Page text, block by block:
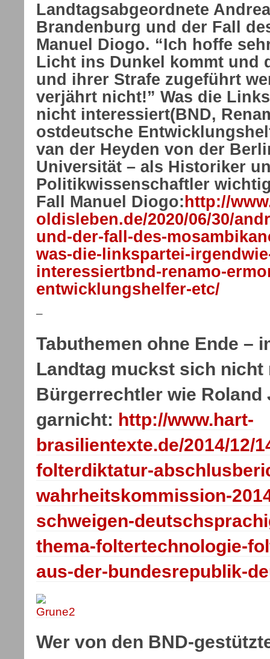
Landtagsabgeordnete
Brandenburg und der Fall
Manuel Diogo. “Ich hoffe
Licht ins Dunkel kommt und
und ihrer Strafe zugeführt
verjährt nicht!” Was die
nicht interessiert(BND,
ostdeutsche
van der Heyden von der
Universität – als Historiker
Politikwissenschaftler
Fall Manuel Diogo: http://
oldisleben.de/2020/06/30/
und-der-fall-des-
was-die-linkspartei-
interessiertbnd-renamo-
entwicklungshelfer-etc/
–
Tabuthemen ohne Ende –
Landtag muckst sich nicht
Bürgerrechtler wie Roland
garnicht: http://www.hart-
brasilientexte.de/2014/12/
folterdiktatur-
wahrheitskommission-
schweigen-
thema-foltertechnologie-
aus-der-bundesrepublik-
Wer von den BND-